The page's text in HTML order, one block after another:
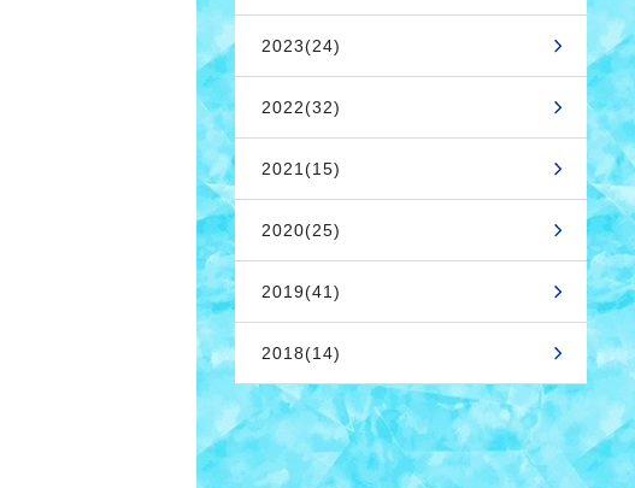
2023(24)
2022(32)
2021(15)
2020(25)
2019(41)
2018(14)